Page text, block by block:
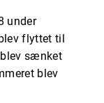
under
flyttet til
blev sænket
blev